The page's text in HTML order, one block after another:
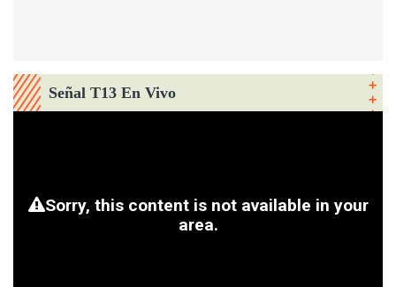
Señal T13 En Vivo